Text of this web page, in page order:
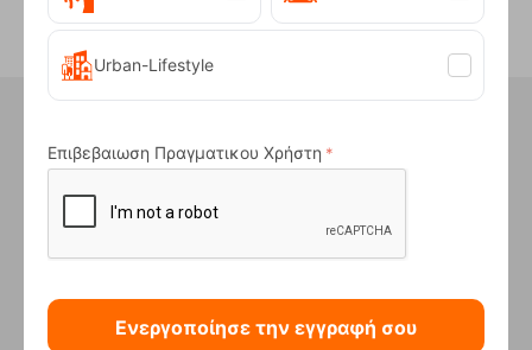
Ήξερες ότι στο κατάστημα μας
ΧΩΡΟΣ ΣΤΑΘΜΕΥΣΗΣ
Urban-Lifestyle
Επιβεβαιωση Πραγματικου Χρήστη
Ενεργοποίησε την εγγραφή σου